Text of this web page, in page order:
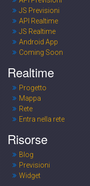
JS Previsioni
API Realtime
JS Realtime
Android App
Coming Soon
Realtime
Progetto
Mappa
Rete
Entra nella rete
Risorse
Blog
Previsioni
Widget